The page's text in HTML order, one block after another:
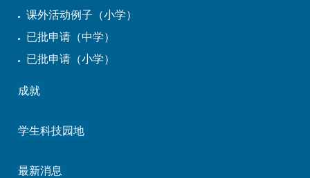
课外活动例子（小学）
已批申请（中学）
已批申请（小学）
成就
学生科技园地
最新消息